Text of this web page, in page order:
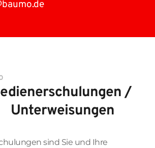
/
Unterweisungen
sind Sie und Ihre